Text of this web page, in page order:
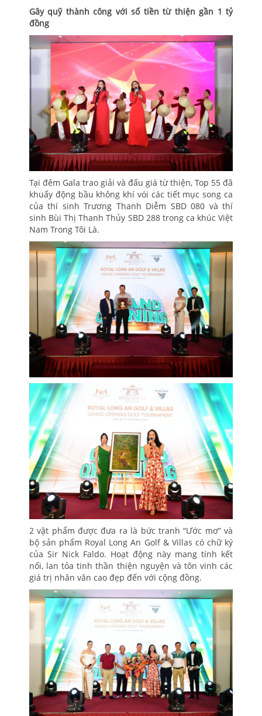
Gây quỹ thành công với số tiền từ thiện gần 1 tỷ
đồng
Tại đêm Gala trao giải và đấu giá từ thiện, Top 55 đã
khuấy động bầu không khí vói các tiết mục song ca
của thí sinh Trương Thanh Diễm SBD 080 và thí
sinh Bùi Thị Thanh Thủy SBD 288 trong ca khúc Việt
Nam Trong Tôi Là.
2 vật phẩm được đưa ra là bức tranh “Ước mơ” và
bộ sản phẩm Royal Long An Golf & Villas có chữ ký
của Sir Nick Faldo. Hoạt động này mang tính kết
nối, lan tỏa tinh thần thiện nguyện và tôn vinh các
giá trị nhân văn cao đẹp đến với cộng đồng.